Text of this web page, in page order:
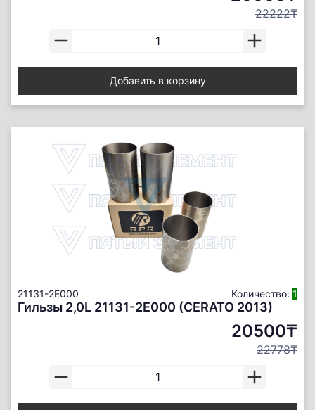
22222₸
Добавить в корзину
21131-2E000 Количество: 1
Гильзы 2,0L 21131-2E000 (CERATO 2013)
20500₸
22778₸